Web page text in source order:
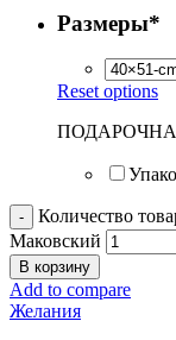
Размеры*
Reset options
Количество
Маковский
В корзину
Add to compare
Желания